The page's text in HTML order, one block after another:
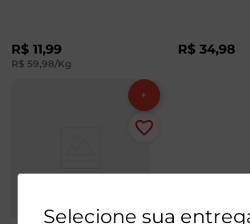
R$ 11,99
R$ 59,98/Kg
R$ 34,98
Selecione sua